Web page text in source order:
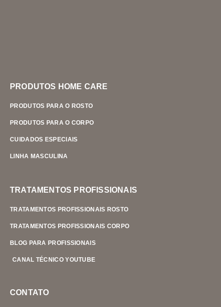
PRODUTOS HOME CARE
PRODUTOS PARA O ROSTO
PRODUTOS PARA O CORPO
CUIDADOS ESPECIAIS
LINHA MASCULINA
TRATAMENTOS PROFISSIONAIS
TRATAMENTOS PROFISSIONAIS ROSTO
TRATAMENTOS PROFISSIONAIS CORPO
BLOG PARA PROFISSIONAIS
CANAL TÉCNICO YOUTUBE
CONTATO